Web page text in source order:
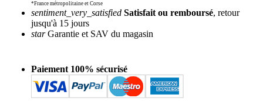
*France métropolitaine et Corse
sentiment_very_satisfied Satisfait ou remboursé, retour
jusqu'à 15 jours
starGarantie et SAV du magasin
Paiement 100% sécurisé